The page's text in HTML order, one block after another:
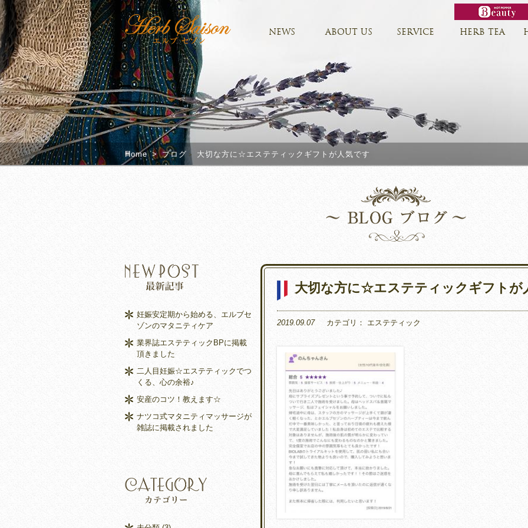
NEWS ABOUT US SERVICE HERB TEA
Home > ブログ > 大切な方に☆エステティックギフトが人気です
大切な方に☆エステティックギフトが
2019.09.07 カテゴリ： エステティック
妊娠安定期から始める、エルブセ
ゾンのマタニティケア
業界誌エステティックBPに掲載
頂きました
二人目妊娠☆エステティックでつ
くる、心の余裕♪
安産のコツ！教えます☆
ナツコ式マタニティマッサージが
雑誌に掲載されました